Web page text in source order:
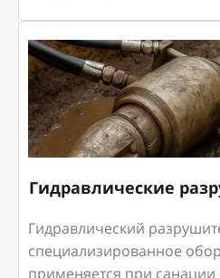
Гидравлические
Гидравлический
специализированное
применяется при